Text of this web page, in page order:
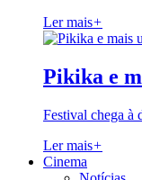
Ler mais+
Pikika e
Festival chega à
Ler mais+
Cinema